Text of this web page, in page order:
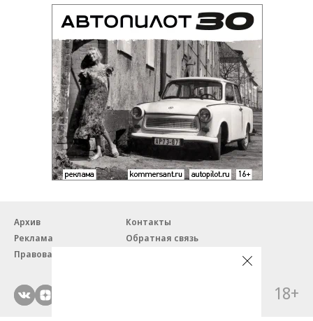
Архив
Контакты
Реклама
Обратная связь
Правовая информация
18+